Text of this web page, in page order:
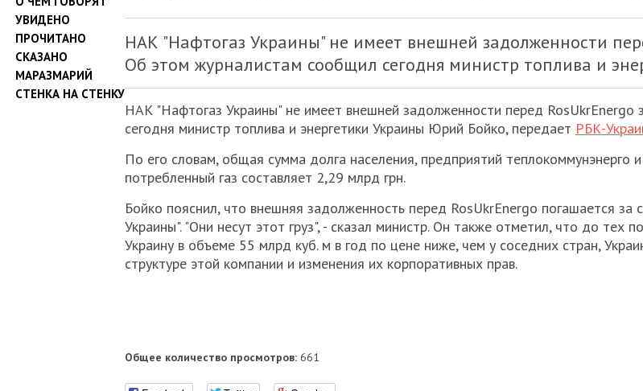
УВИДЕНО
ПРОЧИТАНО
СКАЗАНО
МАРАЗМАРИЙ
СТЕНКА НА СТЕНКУ
НАК "Нафтогаз Украины" не имеет внешней задолженности
Об этом журналистам сообщил сегодня министр топлива и
НАК "Нафтогаз Украины" не имеет внешней задолженности перед RosUkrEnergo
сегодня министр топлива и энергетики Украины Юрий Бойко, передает РБК-
По его словам, общая сумма долга населения, предприятий
потребленный газ составляет 2,29 млрд грн.
Бойко пояснил, что внешняя задолженность перед RosUkrEnergo погашается
Украины". "Они несут этот груз", - сказал министр. Он также отметил, что до тех
Украину в объеме 55 млрд куб. м в год по цене ниже, чем у соседних стран,
структуре этой компании и изменения их корпоративных прав.
Общее количество просмотров: 661